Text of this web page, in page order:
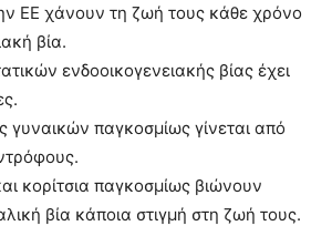
ΕΕ χάνουν τη ζωή τους κάθε χρόνο
βία.
ενδοοικογενειακής βίας έχει
γυναικών παγκοσμίως γίνεται από
κορίτσια παγκοσμίως βιώνουν
βία κάποια στιγμή στη ζωή τους.